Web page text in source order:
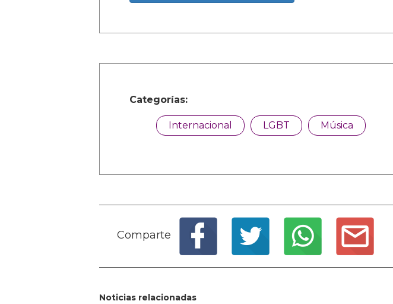
Categorías:
Internacional LGBT Música
Comparte
Noticias relacionadas